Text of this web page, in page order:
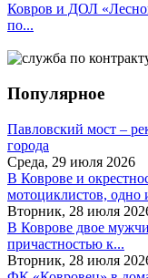
Ковров и ДОЛ
по...
Популярное
Павловский мост –
города
Среда, 29 июля 2026
В Коврове и
мотоциклистов, одно
Вторник, 28 июля
В Коврове двое
причастностью к...
Вторник, 28 июля